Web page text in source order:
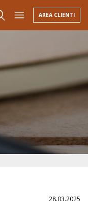
AREA CLIENTI
28.03.2025